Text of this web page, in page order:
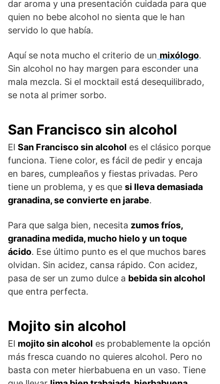
dar aroma y una presentación cuidada para que
quien no bebe alcohol no sienta que le han
servido lo que había.
Aquí se nota mucho el criterio de un mixólogo.
Sin alcohol no hay margen para esconder una
mala mezcla. Si el mocktail está desequilibrado,
se nota al primer sorbo.
San Francisco sin alcohol
El San Francisco sin alcohol es el clásico porque
funciona. Tiene color, es fácil de pedir y encaja
en bares, cumpleaños y fiestas privadas. Pero
tiene un problema, y es que si lleva demasiada
granadina, se convierte en jarabe.
Para que salga bien, necesita zumos fríos,
granadina medida, mucho hielo y un toque
ácido. Ese último punto es el que muchos bares
olvidan. Sin acidez, cansa rápido. Con acidez,
pasa de ser un zumo dulce a bebida sin alcohol
que entra perfecta.
Mojito sin alcohol
El mojito sin alcohol es probablemente la opción
más fresca cuando no quieres alcohol. Pero no
basta con meter hierbabuena en un vaso. Tiene